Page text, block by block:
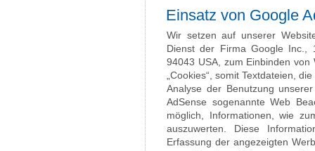
Einsatz von Google
Wir setzen auf unserer
Dienst der Firma Google Inc.,
94043 USA, zum Einbinden
„Cookies“, somit Textdateien,
Analyse der Benutzung
AdSense sogenannte Web
möglich, Informationen, wie
auszuwerten. Diese
Erfassung der angezeigten